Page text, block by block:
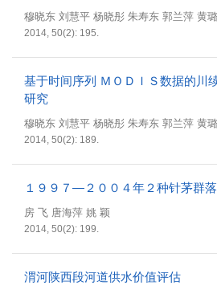
穆晓东 刘慧平 杨晓彤 朱寿东 郭兰萍 黄
2014, 50(2): 195.
基于时间序列 ＭＯＤＩＳ数据的川
研究
穆晓东 刘慧平 杨晓彤 朱寿东 郭兰萍 黄
2014, 50(2): 189.
１９９７—２００４年２种针茅群
房 飞 唐海萍 姚 颖
2014, 50(2): 199.
渭河陕西段河道供水价值评估